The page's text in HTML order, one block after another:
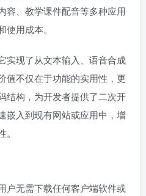
容、教学课件配音等多种应用
用成本。
实现了从文本输入、语音合成
值不仅在于功能的实用性，更
结构，为开发者提供了二次开
嵌入到现有网站或应用中，增
户无需下载任何客户端软件或